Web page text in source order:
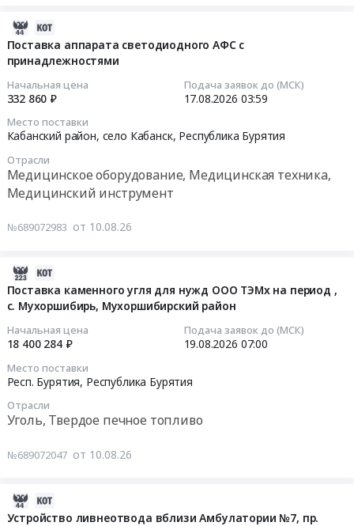
,
Поставка аппарата светодиодного АФС с
принадлежностями
Начальная цена
332 860 ₽
Подача заявок до (МСК)
17.08.2026 03:59
Место поставки
Кабанский район, село Кабанск, Республика Бурятия
Отрасли
Медицинское оборудование, Медицинская техника,
Медицинский инструмент
№689072983 от 10.08.26
Поставка каменного угля для нужд ООО ТЭМх на период ,
с. Мухоршибирь, Мухоршибирский район
Начальная цена
18 400 284 ₽
Подача заявок до (МСК)
19.08.2026 07:00
Место поставки
Респ. Бурятия, Республика Бурятия
Отрасли
Уголь, Твердое печное топливо
№689072047 от 10.08.26
Устройство ливнеотвода вблизи Амбулатории №7, пр.